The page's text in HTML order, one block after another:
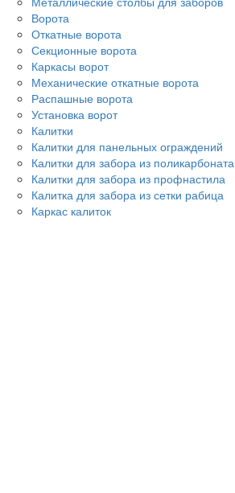
Ворота
Откатные ворота
Секционные ворота
Каркасы ворот
Механические откатные ворота
Распашные ворота
Установка ворот
Калитки
Калитки для панельных ограждений
Калитки для забора из поликарбоната
Калитки для забора из профнастила
Калитка для забора из сетки рабица
Каркас калиток